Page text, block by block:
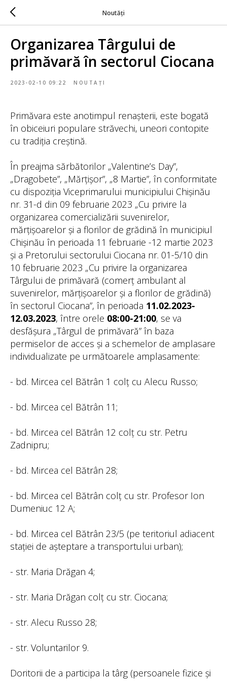
Noutăți
Organizarea Târgului de
primăvară în sectorul Ciocana
2023-02-10 09:22 NOUTAȚI
Primăvara este anotimpul renașterii, este bogată
în obiceiuri populare străvechi, uneori contopite
cu tradiția creștină.
În preajma sărbătorilor „Valentine’s Day”,
„Dragobete”, „Mărțișor”, „8 Martie”, în conformitate
cu dispoziția Viceprimarului municipiului Chișinău
nr. 31-d din 09 februarie 2023 „Cu privire la
organizarea comercializării suvenirelor,
mărțișoarelor și a florilor de grădină în municipiul
Chișinău în perioada 11 februarie -12 martie 2023
și a Pretorului sectorului Ciocana nr. 01-5/10 din
10 februarie 2023 „Cu privire la organizarea
Târgului de primăvară (comerț ambulant al
suvenirelor, mărțișoarelor și a florilor de grădină)
în sectorul Ciocana”, în perioada 11.02.2023-
12.03.2023, între orele 08:00-21:00, se va
desfășura „Târgul de primăvară” în baza
permiselor de acces și a schemelor de amplasare
individualizate pe următoarele amplasamente:
- bd. Mircea cel Bătrân 1 colț cu Alecu Russo;
- bd. Mircea cel Bătrân 11;
- bd. Mircea cel Bătrân 12 colț cu str. Petru
Zadnipru;
- bd. Mircea cel Bătrân 28;
- bd. Mircea cel Bătrân colț cu str. Profesor Ion
Dumeniuc 12 A;
- bd. Mircea cel Bătrân 23/5 (pe teritoriul adiacent
stației de așteptare a transportului urban);
- str. Maria Drăgan 4;
- str. Maria Drăgan colț cu str. Ciocana;
- str. Alecu Russo 28;
- str. Voluntarilor 9.
Doritorii de a participa la târg (persoanele fizice și